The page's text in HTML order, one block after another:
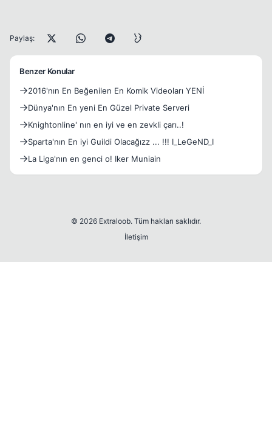
Paylaş:
Benzer Konular
2016'nın En Beğenilen En Komik Videoları YENİ
Dünya'nın En yeni En Güzel Private Serveri
Knightonline' nın en iyi ve en zevkli çarı..!
Sparta'nın En iyi Guildi Olacağızz ... !!! I_LeGeND_I
La Liga'nın en genci o! Iker Muniain
© 2026 Extraloob. Tüm hakları saklıdır.
İletişim